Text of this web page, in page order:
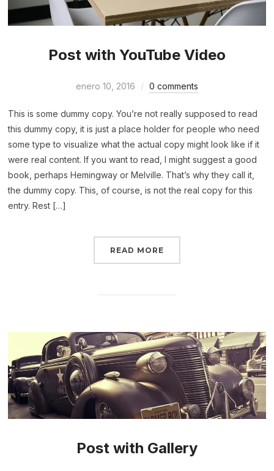
Post with YouTube Video
enero 10, 2016 0 comments
This is some dummy copy. You’re not really supposed to read
this dummy copy, it is just a place holder for people who need
some type to visualize what the actual copy might look like if it
were real content. If you want to read, I might suggest a good
book, perhaps Hemingway or Melville. That’s why they call it,
the dummy copy. This, of course, is not the real copy for this
entry. Rest […]
READ MORE
Post with Gallery